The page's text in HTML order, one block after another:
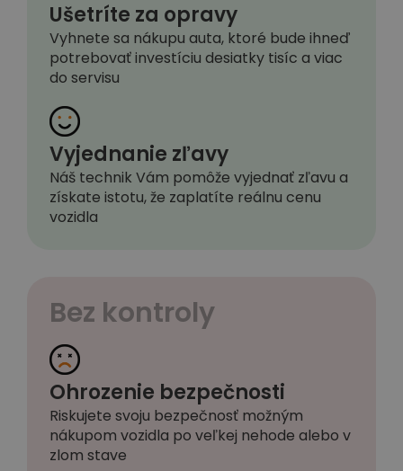
Ušetríte za opravy
Vyhnete sa nákupu auta, ktoré bude ihneď
potrebovať investíciu desiatky tisíc a viac
do servisu
Vyjednanie zľavy
Náš technik Vám pomôže vyjednať zľavu a
získate istotu, že zaplatíte reálnu cenu
vozidla
Bez kontroly
Ohrozenie bezpečnosti
Riskujete svoju bezpečnosť možným
nákupom vozidla po veľkej nehode alebo v
zlom stave